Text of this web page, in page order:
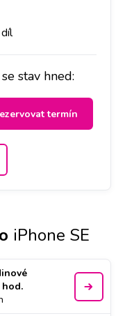
stav hned:
termín
iPhone SE
hod.